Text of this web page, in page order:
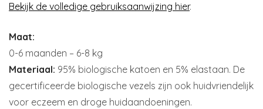
Bekijk de volledige gebruiksaanwijzing hier.
Maat:
0-6 maanden – 6-8 kg
Materiaal: 95% biologische katoen en 5% elastaan. De
gecertificeerde biologische vezels zijn ook huidvriendelijk
voor eczeem en droge huidaandoeningen.